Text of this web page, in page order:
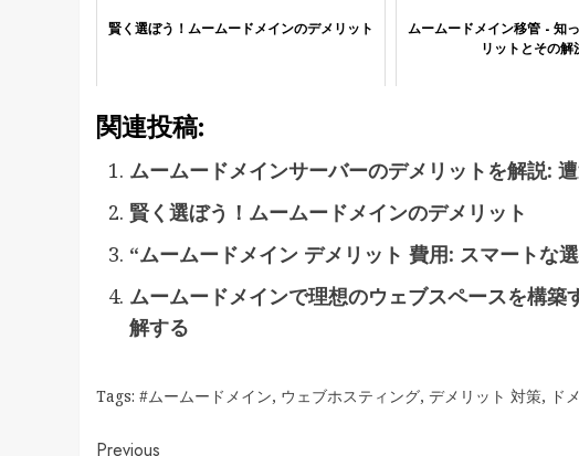
賢く選ぼう！ムームードメインのデメリット
ムームードメイン移管 - 知
リットとその解
関連投稿:
ムームードメインサーバーのデメリットを解説:
賢く選ぼう！ムームードメインのデメリット
“ムームードメイン デメリット 費用: スマートな
ムームードメインで理想のウェブスペースを構
解する
Tags: #ムームードメイン, ウェブホスティング, デメリット 対策, ド
Previous